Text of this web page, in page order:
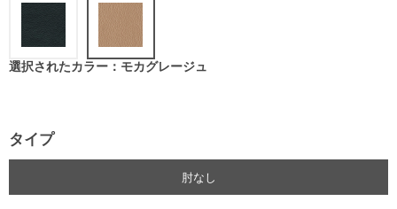
選択されたカラー：モカグレージュ
タイプ
肘なし